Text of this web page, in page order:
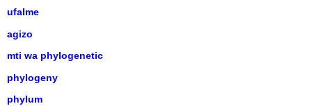
ufalme
agizo
mti wa phylogenetic
phylogeny
phylum